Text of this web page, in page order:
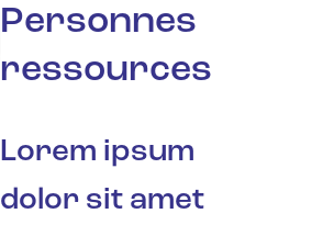
Personnes
ressources
Lorem ipsum
dolor sit amet